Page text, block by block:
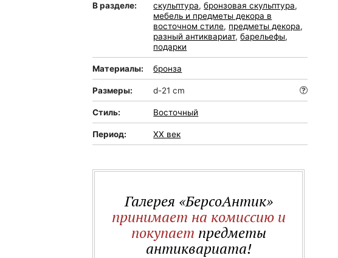
В разделе: скульптура,бронзовая скульптура,
мебель и предметы декора в
восточном стиле, предметы декора,
разный антиквариат,барельефы,
подарки
Материалы: бронза
Размеры: d-21 cm
Стиль: Восточный
Период: XX век
Галерея «БерсоАнтик»
принимает на комиссию и
покупает предметы
антиквариата!